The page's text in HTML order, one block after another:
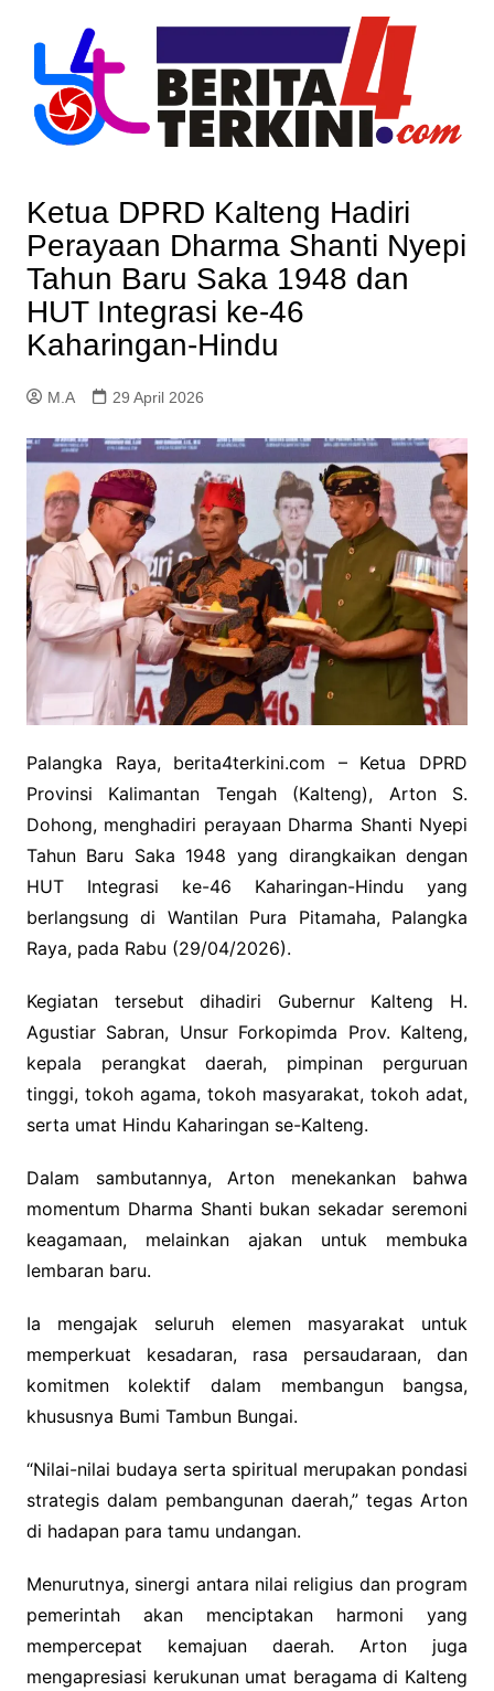
content
Ketua DPRD Kalteng Hadiri
Perayaan Dharma Shanti Nyepi
Tahun Baru Saka 1948 dan
HUT Integrasi ke-46
Kaharingan-Hindu
M.A 29 April 2026
Palangka Raya, berita4terkini.com – Ketua DPRD
Provinsi Kalimantan Tengah (Kalteng), Arton S.
Dohong, menghadiri perayaan Dharma Shanti Nyepi
Tahun Baru Saka 1948 yang dirangkaikan dengan
HUT Integrasi ke-46 Kaharingan-Hindu yang
berlangsung di Wantilan Pura Pitamaha, Palangka
Raya, pada Rabu (29/04/2026).
Kegiatan tersebut dihadiri Gubernur Kalteng H.
Agustiar Sabran, Unsur Forkopimda Prov. Kalteng,
kepala perangkat daerah, pimpinan perguruan
tinggi, tokoh agama, tokoh masyarakat, tokoh adat,
serta umat Hindu Kaharingan se-Kalteng.
Dalam sambutannya, Arton menekankan bahwa
momentum Dharma Shanti bukan sekadar seremoni
keagamaan, melainkan ajakan untuk membuka
lembaran baru.
Ia mengajak seluruh elemen masyarakat untuk
memperkuat kesadaran, rasa persaudaraan, dan
komitmen kolektif dalam membangun bangsa,
khususnya Bumi Tambun Bungai.
“Nilai-nilai budaya serta spiritual merupakan pondasi
strategis dalam pembangunan daerah,” tegas Arton
di hadapan para tamu undangan.
Menurutnya, sinergi antara nilai religius dan program
pemerintah akan menciptakan harmoni yang
mempercepat kemajuan daerah. Arton juga
mengapresiasi kerukunan umat beragama di Kalteng